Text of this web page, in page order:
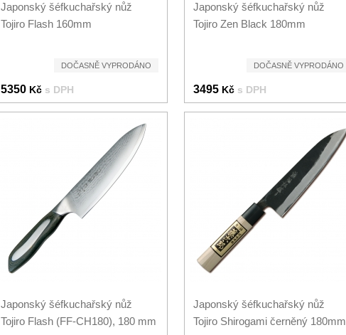
Japonský šéfkuchařský nůž
Tojiro Flash 160mm
DOČASNĚ VYPRODÁNO
5350 Kč s DPH
Japonský šéfkuchařský nůž
Tojiro Zen Black 180mm
DOČASNĚ VYPRODÁNO
3495 Kč s DPH
Japonský šéfkuchařský nůž
Tojiro Flash (FF-CH180), 180 mm
Japonský šéfkuchařský nůž
Tojiro Shirogami černěný 180mm